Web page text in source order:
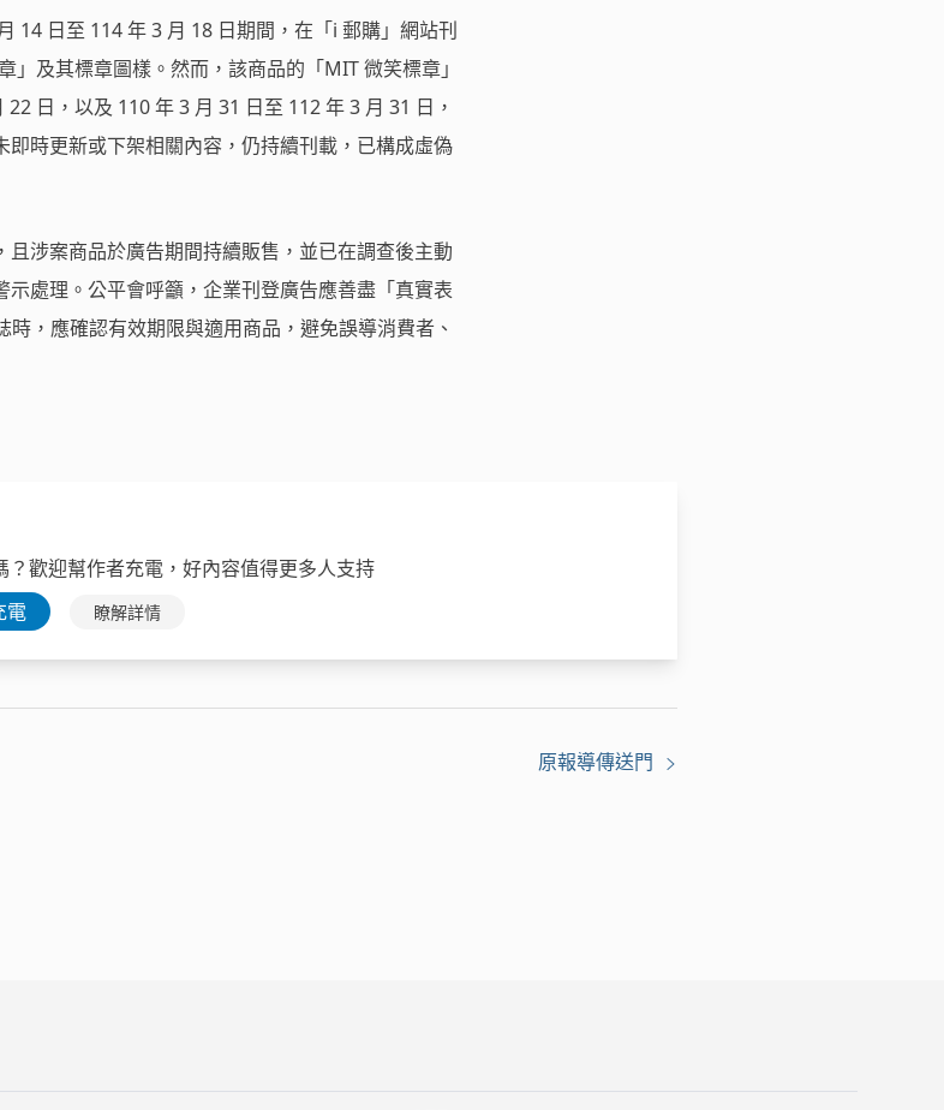
14 日至 114 年 3 月 18 日期間，在「i 郵購」網站刊
及其標章圖樣。然而，該商品的「MIT 微笑標章」
日，以及 110 年 3 月 31 日至 112 年 3 月 31 日，
時更新或下架相關內容，仍持續刊載，已構成虛偽
涉案商品於廣告期間持續販售，並已在調查後主動
處理。公平會呼籲，企業刊登廣告應善盡「真實表
，應確認有效期限與適用商品，避免誤導消費者、
？歡迎幫作者充電，好內容值得更多人支持
電
瞭解詳情
原報導傳送門